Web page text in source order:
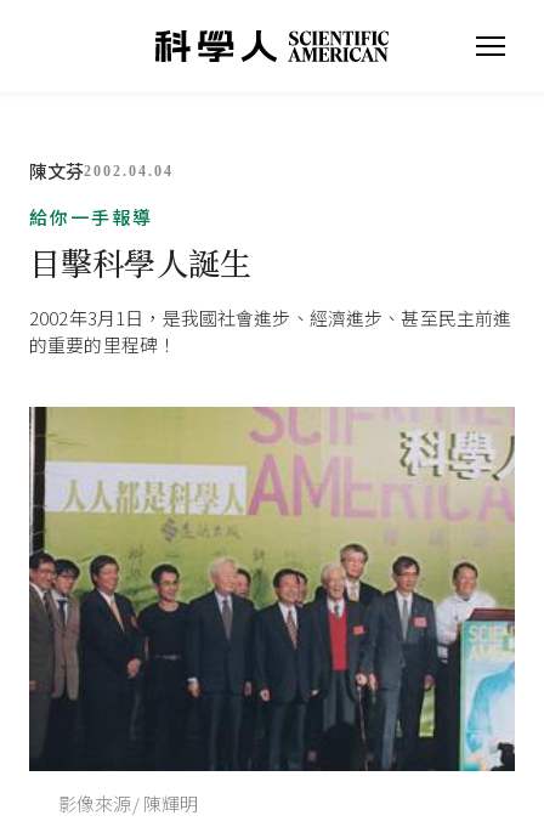
陳文芬2002.04.04
給你一手報導
目擊科學人誕生
2002年3月1日，是我國社會進步、經濟進步、甚至民主前進
的重要的里程碑！
影像來源/ 陳輝明